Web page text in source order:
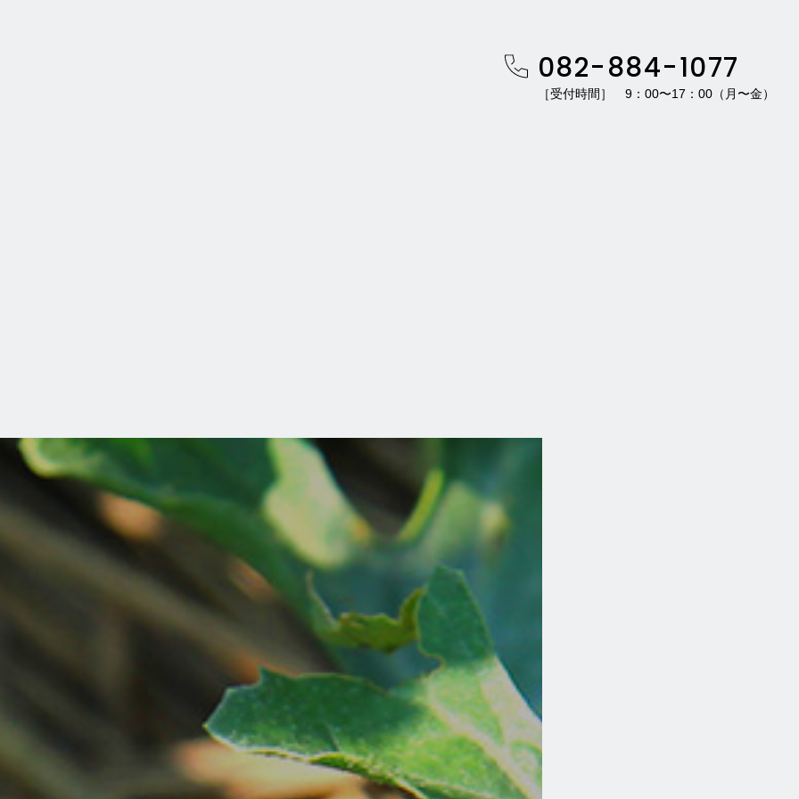
082-884-1077
［受付時間］ 9：00〜17：00（月〜金）